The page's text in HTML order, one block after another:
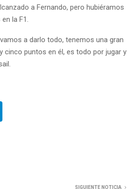
a Fernando, pero hubiéramos
la F1.
a darlo todo, tenemos una gran
cinco puntos en él, es todo por jugar y
SIGUIENTE NOTICIA